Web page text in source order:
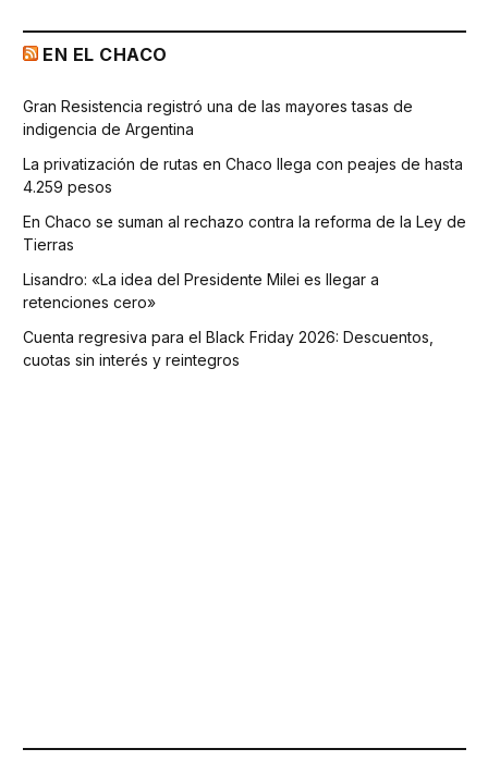
EN EL CHACO
Gran Resistencia registró una de las mayores tasas de
indigencia de Argentina
La privatización de rutas en Chaco llega con peajes de hasta
4.259 pesos
En Chaco se suman al rechazo contra la reforma de la Ley de
Tierras
Lisandro: «La idea del Presidente Milei es llegar a
retenciones cero»
Cuenta regresiva para el Black Friday 2026: Descuentos,
cuotas sin interés y reintegros